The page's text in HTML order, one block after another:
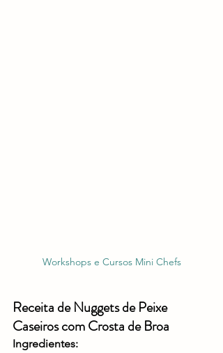
Workshops e Cursos Mini Chefs
Receita de Nuggets de Peixe
Caseiros com Crosta de Broa
Ingredientes: